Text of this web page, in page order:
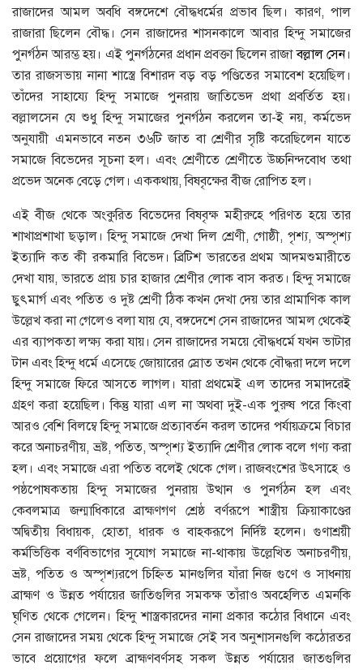
রাজাদের আমল অবধি বঙ্গদেশে বৌদ্ধধর্মের প্রভাব ছিল। কারণ, পাল
রাজারা ছিলেন বৌদ্ধ। সেন রাজাদের শাসনকালে আবার হিন্দু সমাজের
পুনর্গঠন আরম্ভ হয়। এই পুনর্গঠনের প্রধান প্রবক্তা ছিলেন রাজাবল্লাল সেন।
তার রাজসভায় নানা শাস্ত্রে বিশারদ বড় বড় পণ্ডিতের সমাবেশ হয়েছিল।
তাঁদের সাহায্যে হিন্দু সমাজে পুনরায় জাতিভেদ প্রথা প্রবর্তিত হয়।
বল্লালসেন যে শুধু হিন্দু সমাজের পুনর্গঠন করলেন তা-ই নয়, কর্মভেদ
অনুযায়ী এমনভাবে নতন ৩৬টি জাত বা শ্রেণীর সৃষ্টি করেছিলেন যাতে
সমাজে বিভেদের সূচনা হল। এবং শ্রেণীতে শ্রেণীতে উচ্চনিন্দবােধ তথা
প্রভেদ অনেক বেড়ে গেল। এককথায়, বিষবৃক্ষের বীজ রােপিত হল।
এই বীজ থেকে অংকুরিত বিভেদের বিষবৃক্ষ মহীরুহে পরিণত হয়ে তার
শাখাপ্রশাখা ছড়াল। হিন্দু সমাজে দেখা দিল শ্রেণী, গােষ্ঠী, পৃশ্য, অস্পৃশ্য
ইত্যাদি কত কী রকমারি বিভেদ। ব্রিটিশ ভারতের প্রথম আদমশুমারীতে
দেখা যায়, ভারতে প্রায় চার হাজার শ্রেণীর লোক বাস করত। হিন্দু সমাজে
ছুৎমার্গ এবং পতিত ও দুষ্ট শ্রেণী ঠিক কখন দেখা দেয় তার প্রামাণিক কাল
উল্লেখ করা না গেলেও বলা যায় যে, বঙ্গদেশে সেন রাজাদের আমল থেকেই
এর ব্যাপকতা লক্ষ্য করা যায়। সেন রাজাদের সময়ে বৌদ্ধধর্মে যখন ভাটার
টান এবং হিন্দু ধর্মে এসেছে জোয়ারের স্রোত তখন থেকে বৌদ্ধরা দলে দলে
হিন্দু সমাজে ফিরে আসতে লাগল। যারা প্রথমেই এল তাদের সমাদরেই
গ্রহণ করা হয়েছিল। কিন্তু যারা এল না অথবা দুই-এক পুরুষ পরে কিংবা
আরও বেশি বিলম্বে হিন্দু সমাজে প্রত্যাবর্তন করল তাদের পর্যায়ক্রমে বিচার
করে অনাচরণীয়, ভ্রষ্ট, পতিত, অস্পৃশ্য ইত্যাদি শ্রেণীর লােক বলে গণ্য করা
হল। এবং সমাজে এরা পতিত বলেই থেকে গেল। রাজবংশের উৎসাহে ও
পষ্ঠপােষকতায় হিন্দু সমাজের পুনরায় উত্থান ও পুনর্গঠন হল এবং
কেবলমাত্র জন্মাধিকারে ব্রাহ্মণগণ শ্রেষ্ঠ বর্ণরূপে শাস্ত্রীয় ক্রিয়াকাণ্ডের
অদ্বিতীয় বিধায়ক, হােতা, ধারক ও বাহকরূপে নির্দিষ্ট হলেন। গুণাশ্রয়ী
কর্মভিত্তিক বর্ণবিভাগের সুযােগ সমাজে না-থাকায় উল্লেখিত অনাচরণীয়,
ভ্রষ্ট, পতিত ও অস্পৃশ্যরপে চিহ্নিত মানগুলির যাঁরা নিজ গুণে ও সাধনায়
ব্রাহ্মণ ও উন্নত পর্যায়ের জাতিগুলির সমকক্ষ তাঁরাও অবহেলিত এমনকি
ঘৃণিত থেকে গেলেন। হিন্দু শাস্ত্রকারদের নানা প্রকার কঠোর বিধানে এবং
সেন রাজাদের সময় থেকে হিন্দু সমাজে সেই সব অনুশাসনগুলি কঠোরতর
ভাবে প্রয়ােগের ফলে ব্রাহ্মণবর্ণসহ সকল উন্নত পর্যায়ের জাতগুলির